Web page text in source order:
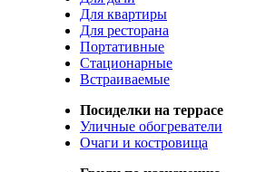
Для квартиры
Для ресторана
Портативные
Стационарные
Встраиваемые
Посиделки на террасе
Уличные обогреватели
Очаги и костровища